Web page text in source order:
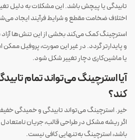
تابیدگی یا پیچش باشد. این مشکلات به دلیل
اختلاف ضخامت مقطع و شرایط فرآیند ایجاد
استرچینگ کمک می‌کند بخشی از این تنش‌ها
و پایدارتر گردد. در غیر این صورت، پروفیل
یا ماشین‌کاری دچار تغییر شکل شود.
آیا استرچینگ می‌تواند تمام
کند؟
خیر. استرچینگ می‌تواند تابیدگی و خمیدگی
اگر ریشه مشکل در طراحی قالب، جریان
باشد، استرچینگ به‌تنهایی کافی نیست.